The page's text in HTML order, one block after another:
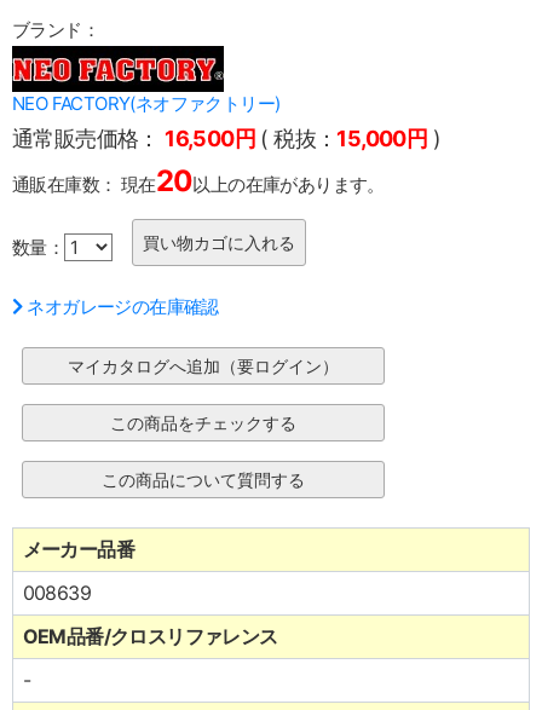
ブランド：
NEO FACTORY(ネオファクトリー)
通常販売価格： 16,500円 ( 税抜： 15,000円 )
通販在庫数： 現在20以上の在庫があります。
数量：
ネオガレージの在庫確認
メーカー品番
008639
OEM品番/クロスリファレンス
-